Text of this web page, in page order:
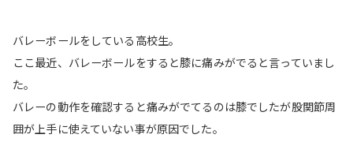
バレーボールをしている高校生。
ここ最近、バレーボールをすると膝に痛みがでると言っていまし
た。
バレーの動作を確認すると痛みがでてるのは膝でしたが股関節周
囲が上手に使えていない事が原因でした。